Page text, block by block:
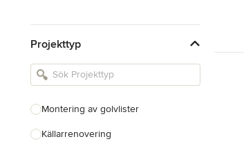
Inredningsarkitekter & Inredare
Kakel, Sten & Bänkskivor
Landskapsarkitekter &
Trädgårdsdesigner
Projekttyp
Montering av golvlister
Källarrenovering